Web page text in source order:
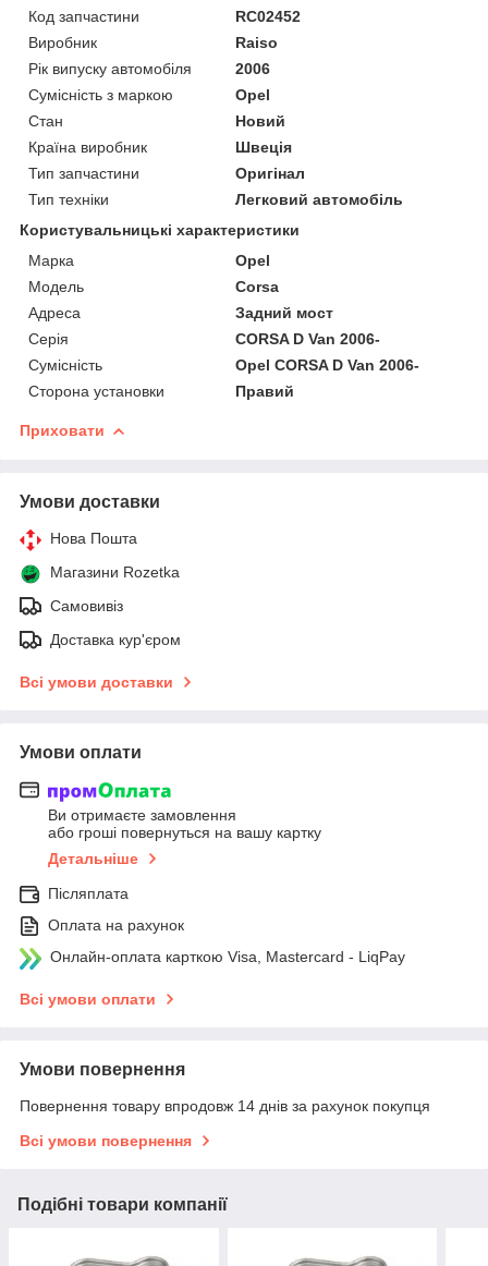
Код запчастини
RC02452
Виробник
Raiso
Рік випуску автомобіля
2006
Сумісність з маркою
Opel
Стан
Новий
Країна виробник
Швеція
Тип запчастини
Оригінал
Тип техніки
Легковий автомобіль
Користувальницькі характеристики
Марка
Opel
Мoдель
Corsa
Адреса
Задний мост
Серія
CORSA D Van 2006-
Сумісність
Opel CORSA D Van 2006-
Сторона установки
Правий
Приховати
Умови доставки
Нова Пошта
Магазини Rozetka
Самовивіз
Доставка кур'єром
Всі умови доставки
Умови оплати
Ви отримаєте замовлення
або гроші повернуться на вашу картку
Детальніше
Післяплата
Оплата на рахунок
Онлайн-оплата карткою Visa, Mastercard - LiqPay
Всі умови оплати
Умови повернення
Повернення товару впродовж 14 днів за рахунок покупця
Всі умови повернення
Подібні товари компанії